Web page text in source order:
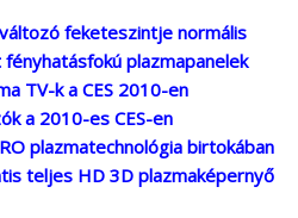
feketeszintje normális
plazmapanelek
TV-k a CES 2010-en
a 2010-es CES-en
plazmatechnológia birtokában
teljes HD 3D plazmaképernyő